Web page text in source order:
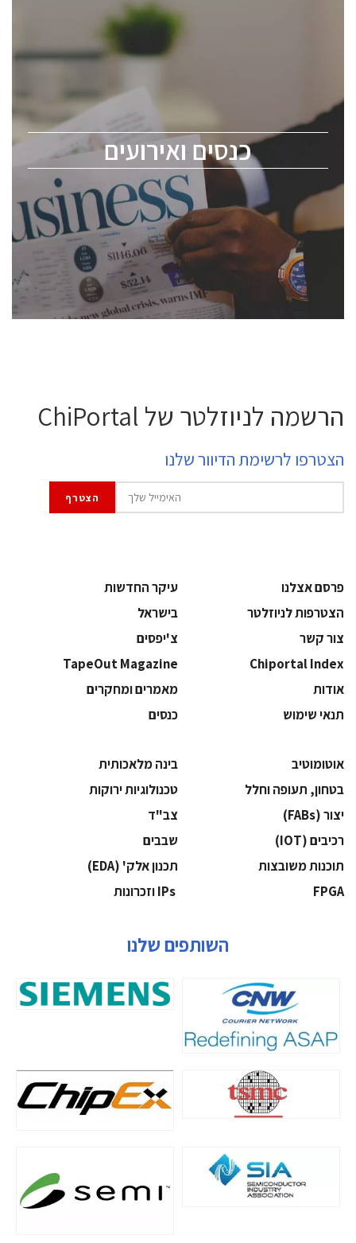
כנסים ואירועים
כנסים ואירועים
לכל העוסקים בתעשיית הסמיקונדקטור כולל מהנדסים,
ChipEx2026 will be held on May 12-13, 2026. The
conference is intended for everyone involved in the
semiconductor industry, including engineers,
professional experts, and senior executives.
לחץ לפרטים
הרשמה לניוזלטר של ChiPortal
הצטרפו לרשימת הדיוור שלנו
פרסם אצלנו
עיקר החדשות
הצטרפות לניוזלטר
בישראל
צור קשר
צ'יפסים
Chiportal Index
TapeOut Magazine
אודות
מאמרים ומחקרים
תנאי שימוש
כנסים
אוטומוטיב
בינה מלאכותית
בטחון, תעופה וחלל
‫טכנולוגיות ירוקות‬
‫יצור (‪(FABs‬‬
‫צב"ד‬
‫רכיבים‬ (IOT)
‫שבבים‬
‫תוכנות משובצות‬
‫תכנון אלק' (‪(EDA‬‬
‫‪FPGA‬‬
השותפים שלנו